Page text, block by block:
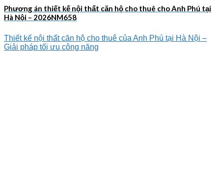
Phương án thiết kế nội thất căn hộ cho thuê cho Anh Phú tại
Hà Nội – 2026NM658
Thiết kế nội thất căn hộ cho thuê của Anh Phú tại Hà Nội –
Giải pháp tối ưu công năng